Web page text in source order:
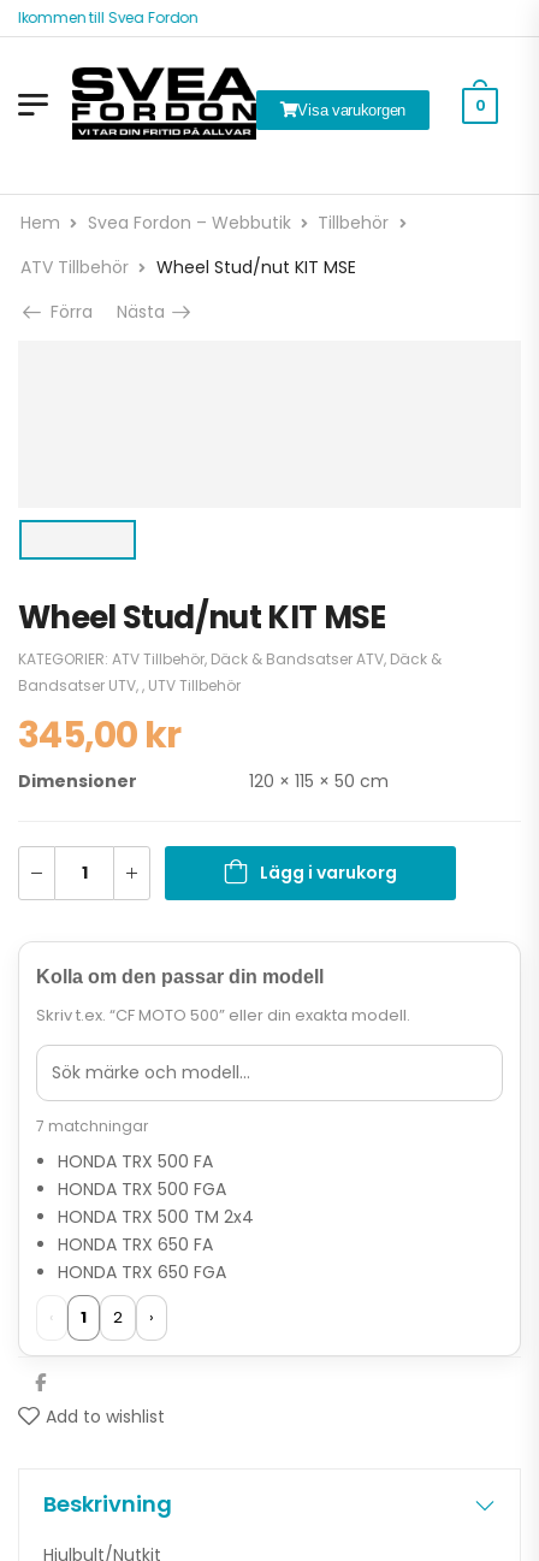
till Svea Fordon
Visa varukorgen 0
Hem Svea Fordon – Webbutik
Tillbehör
ATV Tillbehör
Wheel Stud/nut KIT MSE
Förra
Nästa
Wheel Stud/nut KIT MSE
KATEGORIER: ATV Tillbehör, Däck & Bandsatser ATV, Däck &
Bandsatser UTV,, UTV Tillbehör
345,00kr
Dimensioner 120 × 115 × 50 cm
Lägg i varukorg
Kolla om den passar din modell
Skriv t.ex. “CF MOTO 500” eller din exakta modell.
7 matchningar
HONDA TRX 500 FA
HONDA TRX 500 FGA
HONDA TRX 500 TM 2x4
HONDA TRX 650 FA
HONDA TRX 650 FGA
‹ 1 2 ›
Add to wishlist
Beskrivning
Hjulbult/Nutkit